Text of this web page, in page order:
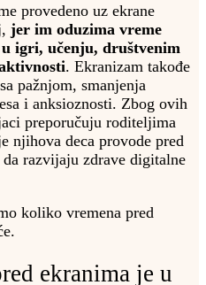
provedeno uz ekrane
jer im oduzima vreme
igri, učenju, društvenim
. Ekranizam takođe
pažnjom, smanjenja
i anksioznosti. Zbog ovih
preporučuju roditeljima
njihova deca provode pred
razvijaju zdrave digitalne
koliko vremena pred
ekranima je u